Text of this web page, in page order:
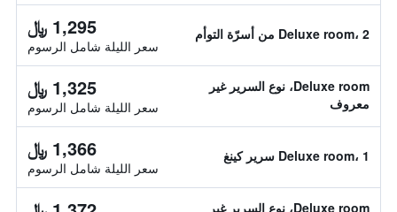
Deluxe room، 2 من أسرّة التوأم 1,295 ﷼
سعر الليلة شامل الرسوم
Deluxe room، نوع السرير غير
معروف
1,325 ﷼
سعر الليلة شامل الرسوم
Deluxe room، 1 سرير كينغ 1,366 ﷼
سعر الليلة شامل الرسوم
Deluxe room، نوع السرير غير